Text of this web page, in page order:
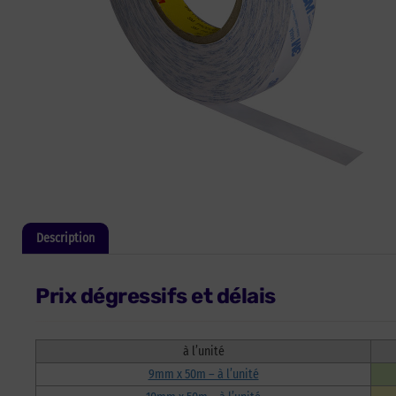
Description
Prix dégressifs et délais
à l’unité
9mm x 50m – à l’unité